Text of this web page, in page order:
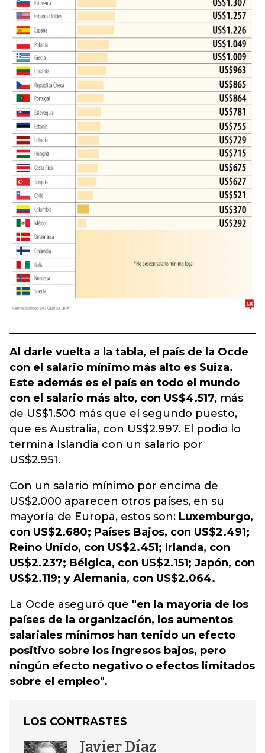
Al darle vuelta a la tabla, el país de la Ocde
con el salario mínimo más alto es Suiza.
Este además es el país en todo el mundo
con el salario más alto, con US$4.517, más
de US$1.500 más que el segundo puesto,
que es Australia, con US$2.997. El podio lo
termina Islandia con un salario por
US$2.951.
Con un salario mínimo por encima de
US$2.000 aparecen otros países, en su
mayoría de Europa, estos son: Luxemburgo,
con US$2.680; Países Bajos, con US$2.491;
Reino Unido, con US$2.451; Irlanda, con
US$2.237; Bélgica, con US$2.151; Japón, con
US$2.119; y Alemania, con US$2.064.
La Ocde aseguró que "en la mayoría de los
países de la organización, los aumentos
salariales mínimos han tenido un efecto
positivo sobre los ingresos bajos, pero
ningún efecto negativo o efectos limitados
sobre el empleo".
LOS CONTRASTES
Javier Díaz